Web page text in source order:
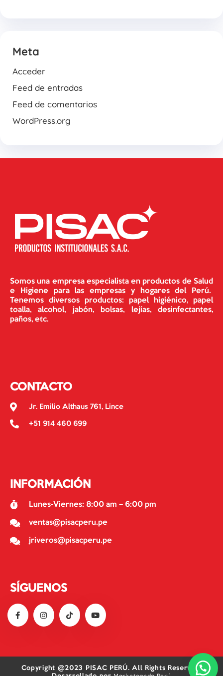
Meta
Acceder
Feed de entradas
Feed de comentarios
WordPress.org
Somos una empresa especialista en productos de Salud
e Higiene para las empresas y hogares del Perú.
Tenemos diversos productos: papel higiénico, papel
toalla, alcohol, jabón, bolsas, lejías, desinfectantes,
paños, etc.
CONTACTO
Jr. Emilio Althaus 761, Lince
+51 914 460 699
INFORMACIÓN
Lunes-Viernes: 8:00 am – 6:00 pm
ventas@pisacperu.pe
jriveros@pisacperu.pe
SÍGUENOS
Copyright @2023 PISAC PERÚ. All Rights Reserved.